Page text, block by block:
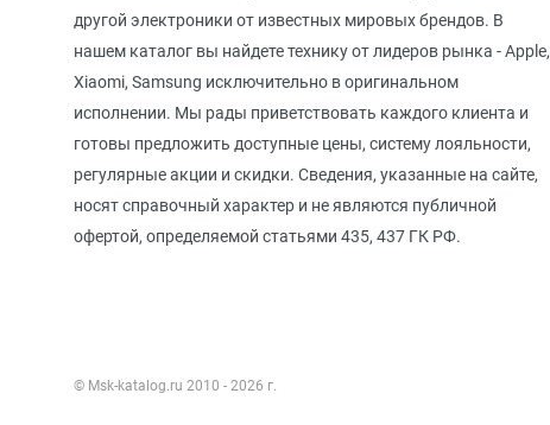
другой электроники от известных мировых брендов. В
нашем каталог вы найдете технику от лидеров рынка - Apple,
Xiaomi, Samsung исключительно в оригинальном
исполнении. Мы рады приветствовать каждого клиента и
готовы предложить доступные цены, систему лояльности,
регулярные акции и скидки. Сведения, указанные на сайте,
носят справочный характер и не являются публичной
офертой, определяемой статьями 435, 437 ГК РФ.
© Msk-katalog.ru 2010 - 2026 г.